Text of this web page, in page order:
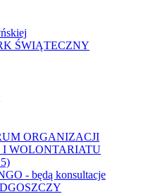
ŚWIĄTECZNY
ORGANIZACJI
WOLONTARIATU
- będą konsultacje